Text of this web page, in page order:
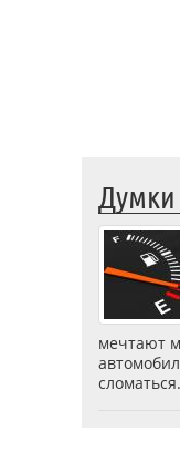
Думки
мечтают
сломаться.